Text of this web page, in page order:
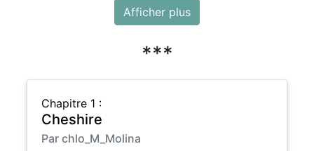
Afficher plus
***
Chapitre 1 :
Cheshire
Par chlo_M_Molina